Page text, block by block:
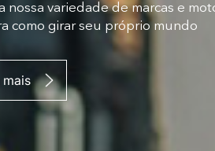
nossa variedade de marcas e
como girar seu próprio mundo
mais